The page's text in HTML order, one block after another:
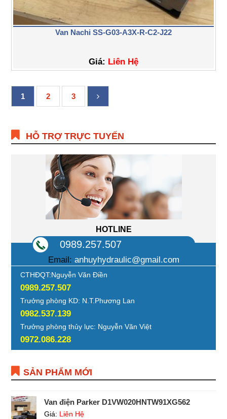
Van Nachi SS-G03-A3X-R-C2-J22
Giá: Liên Hệ
1 2 3
HỖ TRỢ TRỰC TUYẾN
HOTLINE
0989.257.507
Email: anhuyhydraulic@gmail.com
CTHĐQT:Nguyễn Văn Điền
0989.257.507
Trưởng phòng KD: N.T.Phương Lan
0982.537.139
Trưởng phòng thủy lực: Nguyễn Văn Việt
0972.086.228
SẢN PHẨM MỚI
Van điện Parker D1VW020HNTW91XG562
Giá: Liên Hệ